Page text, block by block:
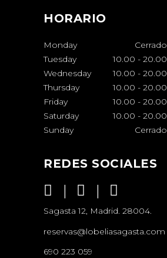
HORARIO
Monday
Cerrado
Tuesday
10.00 - 20.00
Wednesday
10.00 - 20.00
Thursday
10.00 - 20.00
Friday
10.00 - 20.00
Saturday
10.00 - 20.00
Sunday
Cerrado
REDES SOCIALES
Sagasta 12, Madrid. 28004.
reservas@lobeliasagasta.com
690 223 059